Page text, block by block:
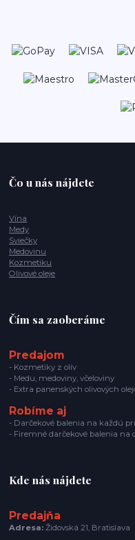
Čo u nás nájdete
Vína
Medy
Sviečky
Medovinu
Kozmetiku
Olivové oleje
Čím sa zaoberáme
Predajom
- Kozmetiky z olív
- Medu, medoviny, včeloviny
- Extra panenských olivových
Robíme aj
- Darčekové balenia na každú
- Firemné darčekové balenia na
Kde nás nájdete
Predajňa
Adresa: Židovská 21, Bratislava